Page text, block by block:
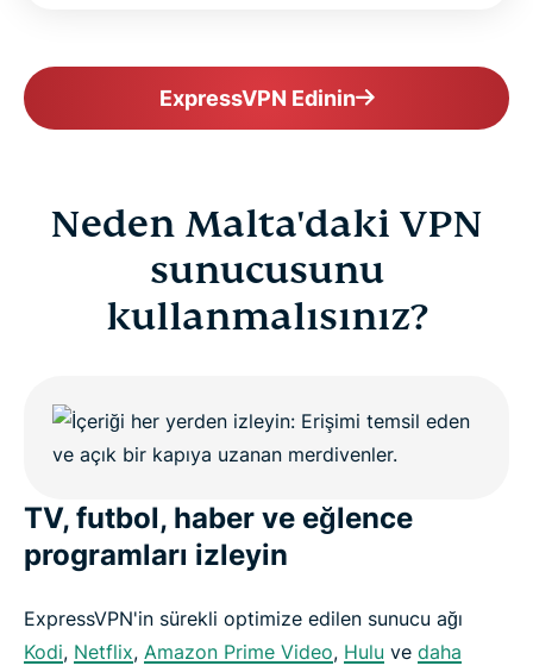
ExpressVPN Edinin
Neden Malta'daki VPN
sunucusunu
kullanmalısınız?
TV, futbol, haber ve eğlence
programları izleyin
ExpressVPN'in sürekli optimize edilen sunucu ağı
Kodi, Netflix, Amazon Prime Video, Hulu ve daha